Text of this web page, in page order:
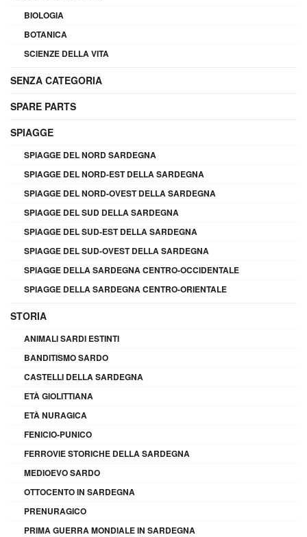
BIOLOGIA
BOTANICA
SCIENZE DELLA VITA
SENZA CATEGORIA
SPARE PARTS
SPIAGGE
SPIAGGE DEL NORD SARDEGNA
SPIAGGE DEL NORD-EST DELLA SARDEGNA
SPIAGGE DEL NORD-OVEST DELLA SARDEGNA
SPIAGGE DEL SUD DELLA SARDEGNA
SPIAGGE DEL SUD-EST DELLA SARDEGNA
SPIAGGE DEL SUD-OVEST DELLA SARDEGNA
SPIAGGE DELLA SARDEGNA CENTRO-OCCIDENTALE
SPIAGGE DELLA SARDEGNA CENTRO-ORIENTALE
STORIA
ANIMALI SARDI ESTINTI
BANDITISMO SARDO
CASTELLI DELLA SARDEGNA
ETÀ GIOLITTIANA
ETÀ NURAGICA
FENICIO-PUNICO
FERROVIE STORICHE DELLA SARDEGNA
MEDIOEVO SARDO
OTTOCENTO IN SARDEGNA
PRENURAGICO
PRIMA GUERRA MONDIALE IN SARDEGNA